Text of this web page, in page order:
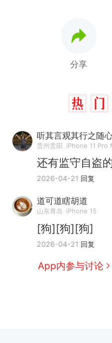
分享
听其言观其行之随
贵州贵阳 iPhone 11 Pro
还有监守自盗
2026-04-21 回复
道可道瞎胡道
山东青岛 iPhone 15
[狗][狗][狗]
2026-04-21 回复
App内参与讨论